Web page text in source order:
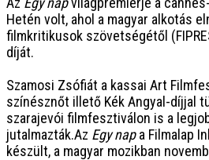
Hetén volt, ahol a magyar alkotás
filmkritikusok szövetségétől
díját.
Szamosi Zsófiát a kassai Art
színésznőt illető Kék Angyal-díjjal
szarajevói filmfesztiválon is a
jutalmazták.Az Egy napa Filmalap
készült, a magyar mozikban